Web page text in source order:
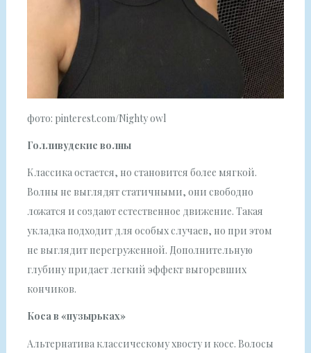
фото: pinterest.com/Nighty owl
Голливудские волны
Классика остается, но становится более мягкой.
Волны не выглядят статичными, они свободно
ложатся и создают естественное движение. Такая
укладка подходит для особых случаев, но при этом
не выглядит перегруженной. Дополнительную
глубину придает легкий эффект выгоревших
кончиков.
Коса в «пузырьках»
Альтернатива классическому хвосту и косе. Волосы